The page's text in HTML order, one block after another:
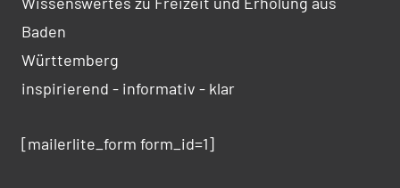
Baden
Württemberg
inspirierend - informativ - klar
[mailerlite_form form_id=1]